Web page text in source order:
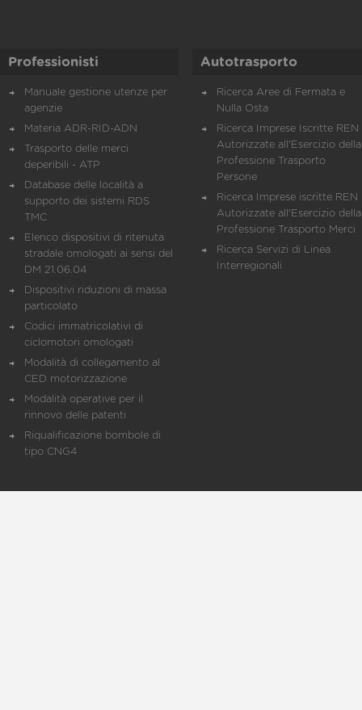
Professionisti
Manuale gestione utenze per
agenzie
Materia ADR-RID-ADN
Trasporto delle merci
deperibili - ATP
Database delle località a
supporto dei sistemi RDS
TMC
Elenco dispositivi di ritenuta
stradale omologati ai sensi del
DM 21.06.04
Dispositivi riduzioni di massa
particolato
Codici immatricolativi di
ciclomotori omologati
Modalità di collegamento al
CED motorizzazione
Modalità operative per il
rinnovo delle patenti
Riqualificazione bombole di
tipo CNG4
Autotrasporto
Ricerca Aree di Fermata e
Nulla Osta
Ricerca Imprese Iscritte REN
Autorizzate all'Esercizio della
Professione Trasporto
Persone
Ricerca Imprese iscritte REN
Autorizzate all'Esercizio della
Professione Trasporto Merci
Ricerca Servizi di Linea
Interregionali